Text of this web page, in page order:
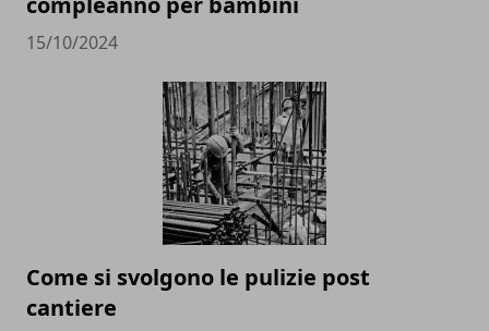
15/10/2024
Come si svolgono le pulizie post
cantiere